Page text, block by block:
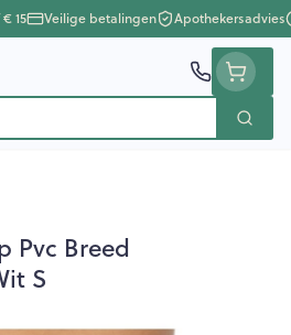
15 Veilige betalingen Apothekersadvies
Zoek
Pvc Breed
S